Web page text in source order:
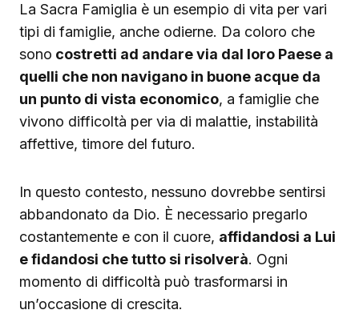
La Sacra Famiglia è un esempio di vita per vari
tipi di famiglie, anche odierne. Da coloro che
sono costretti ad andare via dal loro Paese a
quelli che non navigano in buone acque da
un punto di vista economico, a famiglie che
vivono difficoltà per via di malattie, instabilità
affettive, timore del futuro.
In questo contesto, nessuno dovrebbe sentirsi
abbandonato da Dio. È necessario pregarlo
costantemente e con il cuore, affidandosi a Lui
e fidandosi che tutto si risolverà. Ogni
momento di difficoltà può trasformarsi in
un’occasione di crescita.